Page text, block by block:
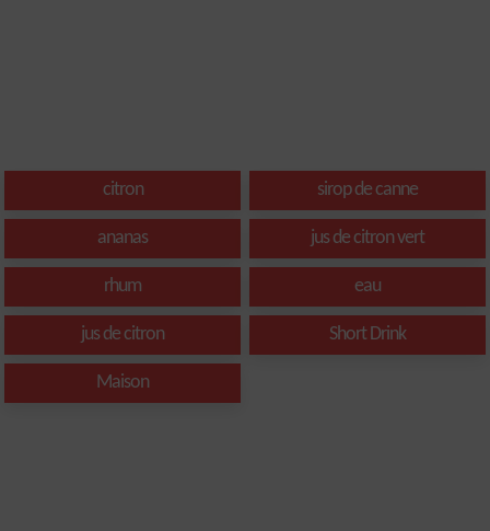
citron sirop de canne
ananas jus de citron vert
rhum eau
jus de citron Short Drink
Maison